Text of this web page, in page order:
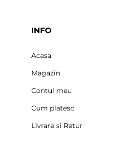
INFO
Acasa
Magazin
Contul meu
Cum platesc
Livrare si Retur